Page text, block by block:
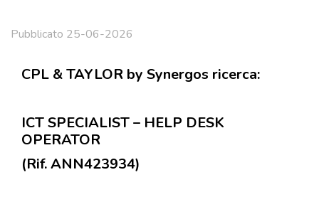
Pubblicato 25-06-2026
CPL & TAYLOR by Synergos ricerca:
ICT SPECIALIST – HELP DESK
OPERATOR
(Rif. ANN423934)